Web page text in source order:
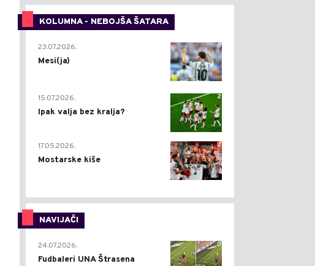
KOLUMNA - NEBOJŠA ŠATARA
0
23.07.2026.
Mesi(ja)
2
15.07.2026.
Ipak valja bez kralja?
0
17.05.2026.
Mostarske kiše
NAVIJAČI
0
24.07.2026.
Fudbaleri UNA Štrasena